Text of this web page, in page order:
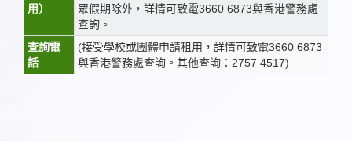
用）
眾假期除外，詳情可致電3660 6873與香港警務處
查詢。
查詢電
話
(接受學校或團體申請租用，詳情可致電3660 6873
與香港警務處查詢。其他查詢：2757 4517)